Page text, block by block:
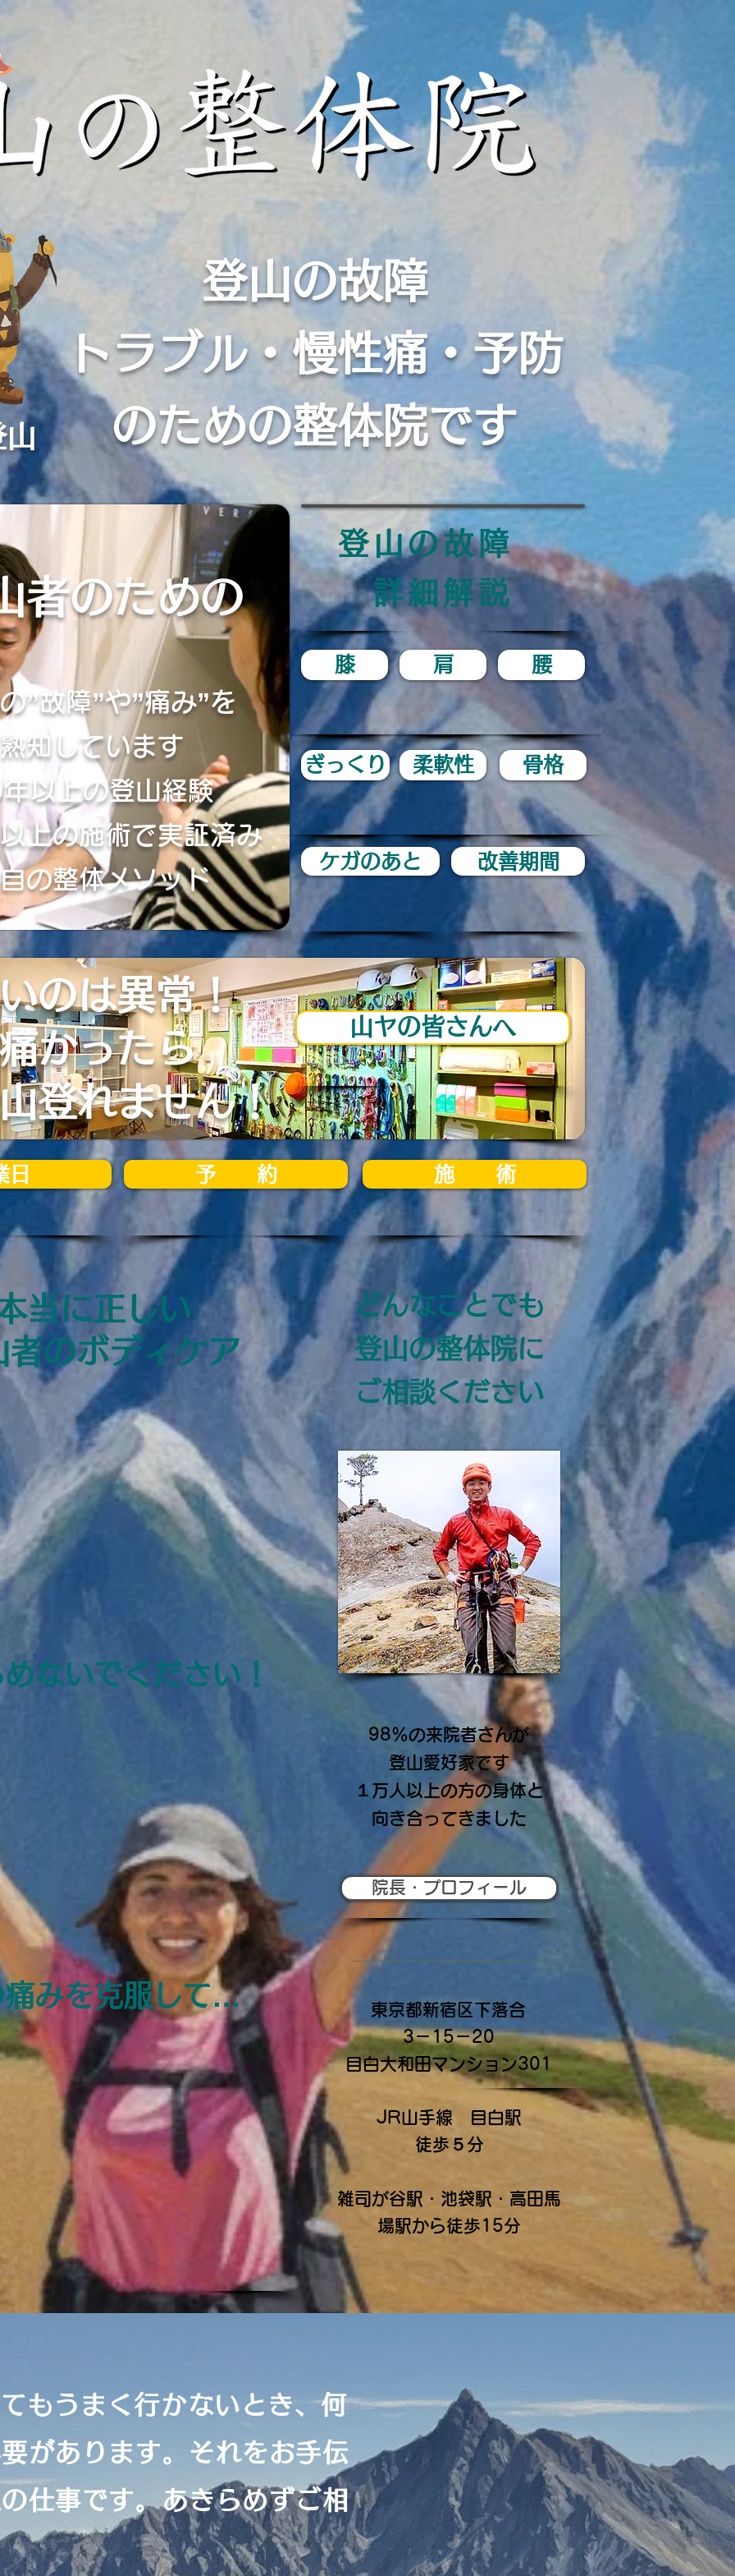
登山の故障
​トラブル・慢性痛・予防
のための整体院です
”故障”や”痛み”を
熟知しています
以上の登山経験
上の施術で実証済み
の整体メソッド
者のための
登山の故障
詳細解説
膝 肩 腰
ぎっくり 柔軟性 骨格
ケガのあと 改善期間
のは異常！
かったら
登れません！
山ヤの皆さんへ
日 予 約 施 術
当に正しい
者のボディケア
ないでください！
痛みを克服して…
どんなことでも
​登山の整体院に
ご相談ください
98％の来院者さんが
登山愛好家です
１万人以上の方の身体と
向き合ってきました
院長・プロフィール
東京都新宿区下落合
3－15－20
目白大和田マンション301
JR山手線
目白駅
徒歩５分
​雑司が谷駅・池袋駅・高田馬
場駅から徒歩15分
もうまく行かないとき、何
があります。それをお手伝
仕事です。あきらめずご相